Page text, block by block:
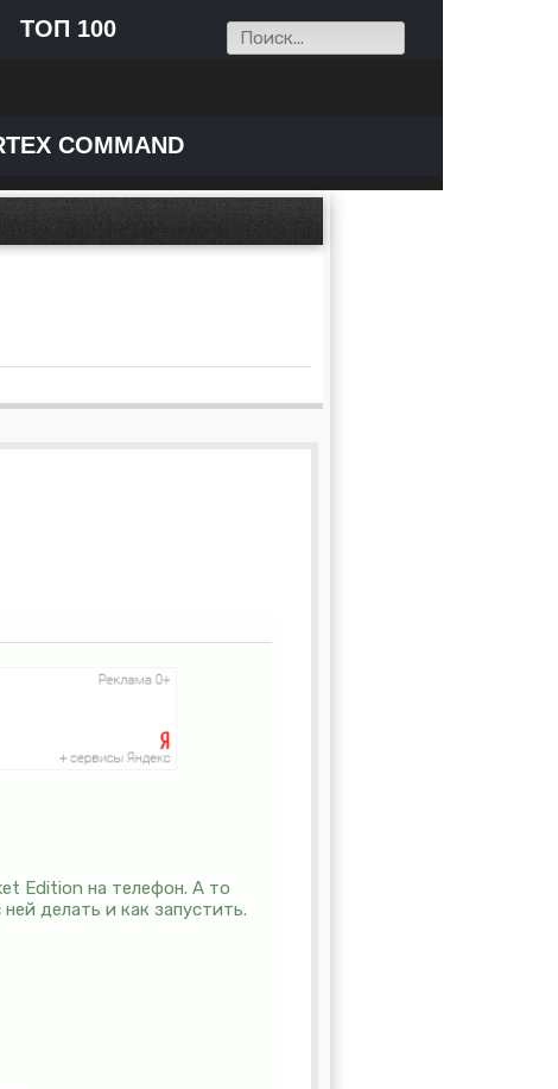
ТОП 100
COMMAND
Edition на телефон. А то
делать и как запустить.